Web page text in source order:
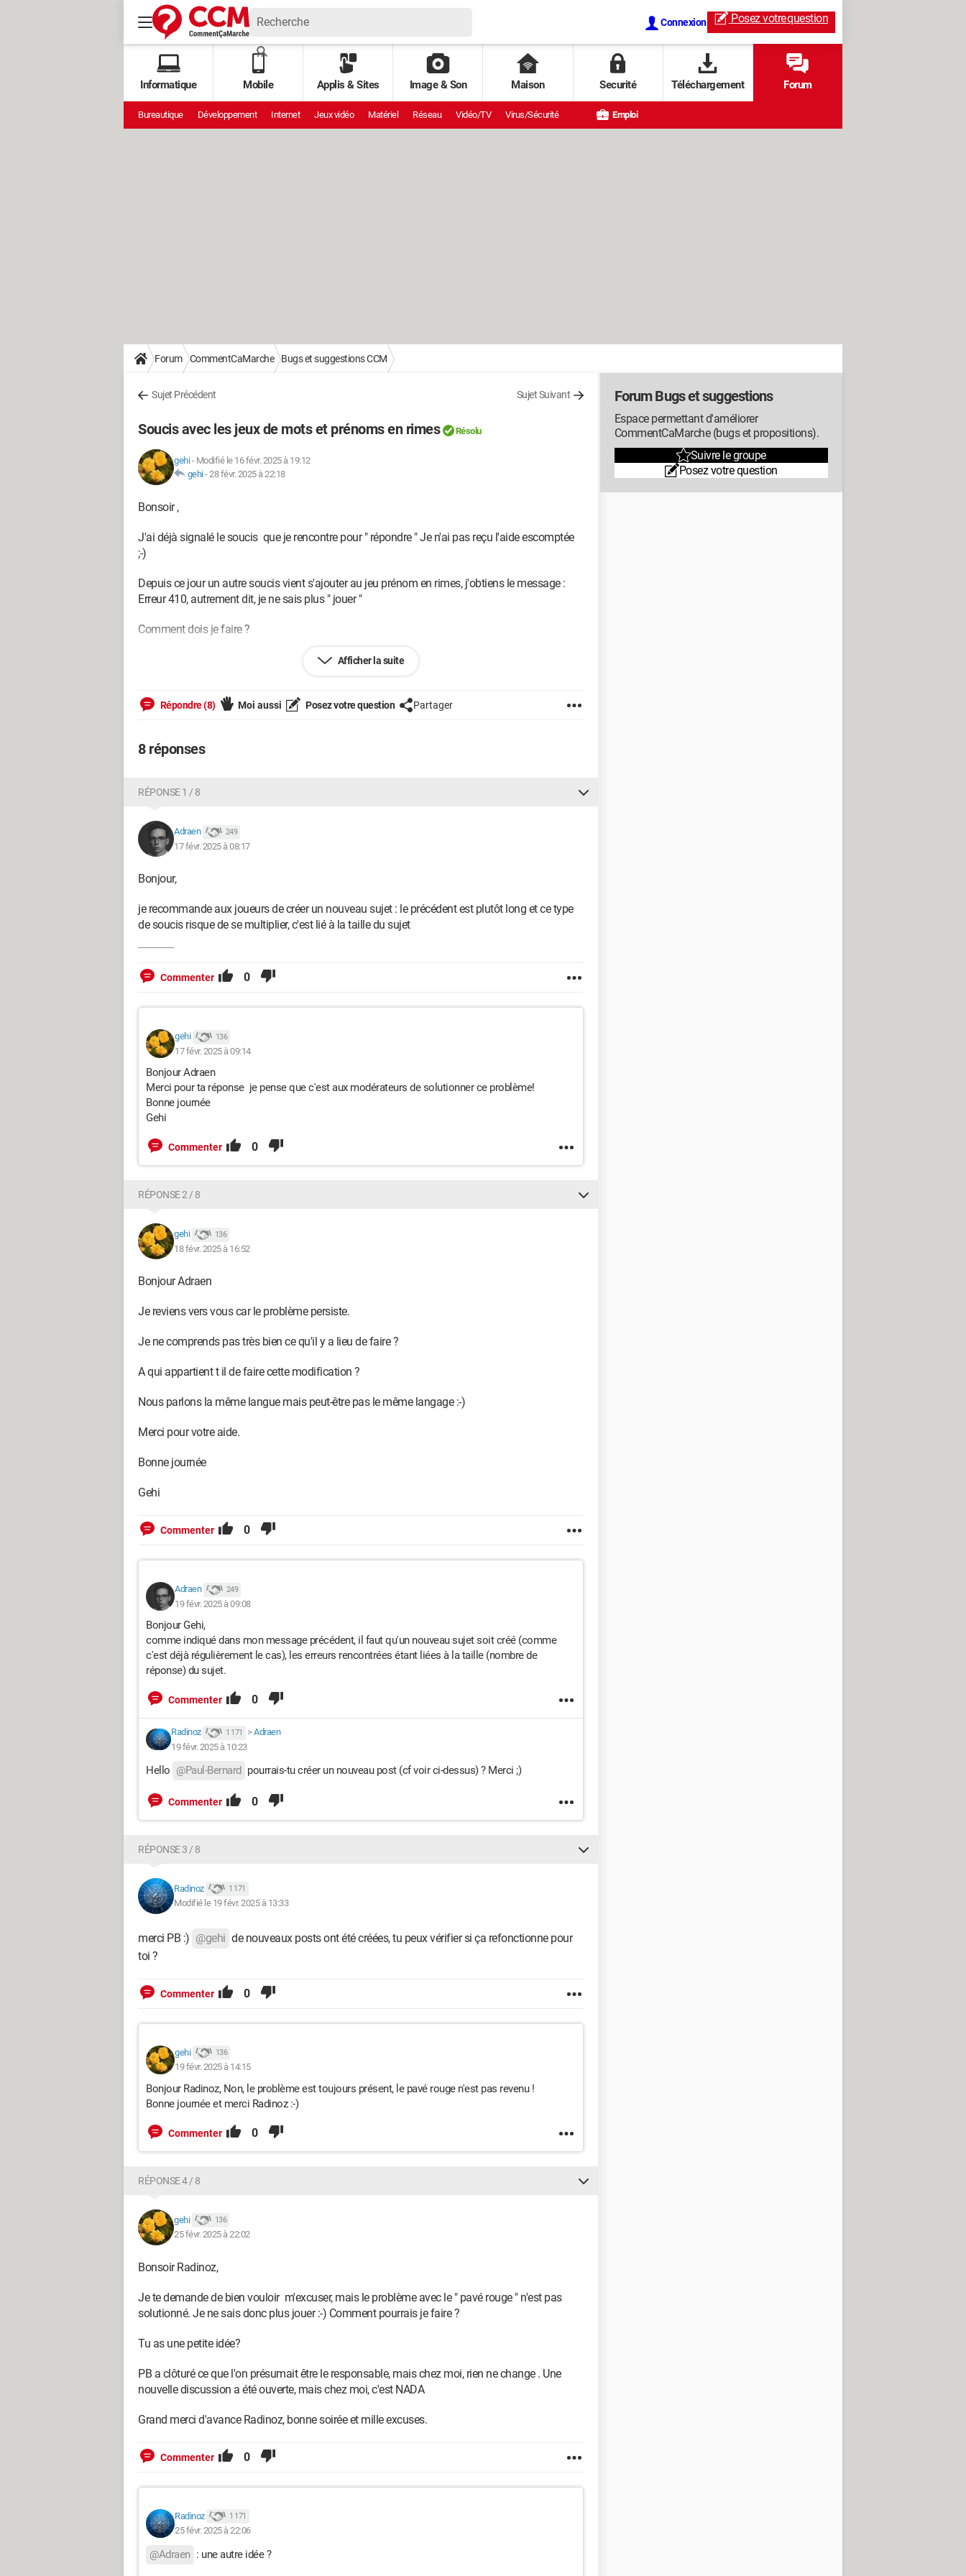
Connexion Posez votrequestion
Informatique Mobile Applis & Sites Image & Son Maison Securité Téléchargement Forum
Bureautique Développement Internet Jeux vidéo Matériel Réseau Vidéo/TV Virus/Sécurité Emploi
Forum CommentCaMarche Bugs et suggestions CCM
Sujet Précédent Sujet Suivant
Soucis avec les jeux de mots et prénoms en rimes Résolu
gehi- Modifié le 16 févr. 2025 à 19:12
gehi-28 févr. 2025 à 22:18
Bonsoir ,
J'ai déjà signalé le soucis que je rencontre pour " répondre " Je n'ai pas reçu l'aide escomptée
;-)
Depuis ce jour un autre soucis vient s'ajouter au jeu prénom en rimes, j'obtiens le message :
Erreur 410, autrement dit, je ne sais plus " jouer "
Comment dois je faire ?
Merci d'avance si vous pouvez m'apporter une solution
Afficher la suite
Répondre (8) Moi aussi Posez votre question Partager
8 réponses
RÉPONSE 1 / 8
Adraen 249
17 févr. 2025 à 08:17
Bonjour,
je recommande aux joueurs de créer un nouveau sujet : le précédent est plutôt long et ce type
de soucis risque de se multiplier, c'est lié à la taille du sujet
Commenter 0
gehi 136
17 févr. 2025 à 09:14
Bonjour Adraen
Merci pour ta réponse je pense que c'est aux modérateurs de solutionner ce problème!
Bonne journée
Gehi
Commenter 0
RÉPONSE 2 / 8
gehi 136
18 févr. 2025 à 16:52
Bonjour Adraen
Je reviens vers vous car le problème persiste.
Je ne comprends pas très bien ce qu'il y a lieu de faire ?
A qui appartient t il de faire cette modification ?
Nous parlons la même langue mais peut-être pas le même langage :-)
Merci pour votre aide.
Bonne journée
Gehi
Commenter 0
Adraen 249
19 févr. 2025 à 09:08
Bonjour Gehi,
comme indiqué dans mon message précédent, il faut qu'un nouveau sujet soit créé (comme
c'est déjà régulièrement le cas), les erreurs rencontrées étant liées à la taille (nombre de
réponse) du sujet.
Commenter 0
Radinoz 1 171 > Adraen
19 févr. 2025 à 10:23
Hello @Paul-Bernard pourrais-tu créer un nouveau post (cf voir ci-dessus) ? Merci ;)
Commenter 0
RÉPONSE 3 / 8
Radinoz 1 171
Modifié le 19 févr. 2025 à 13:33
merci PB :) @gehi de nouveaux posts ont été créées, tu peux vérifier si ça refonctionne pour
toi ?
Commenter 0
gehi 136
19 févr. 2025 à 14:15
Bonjour Radinoz, Non, le problème est toujours présent, le pavé rouge n'est pas revenu !
Bonne journée et merci Radinoz :-)
Commenter 0
RÉPONSE 4 / 8
gehi 136
25 févr. 2025 à 22:02
Bonsoir Radinoz,
Je te demande de bien vouloir m'excuser, mais le problème avec le " pavé rouge " n'est pas
solutionné. Je ne sais donc plus jouer :-) Comment pourrais je faire ?
Tu as une petite idée?
PB a clôturé ce que l'on présumait être le responsable, mais chez moi, rien ne change . Une
nouvelle discussion a été ouverte, mais chez moi, c'est NADA
Grand merci d'avance Radinoz, bonne soirée et mille excuses.
Commenter 0
Radinoz 1 171
25 févr. 2025 à 22:06
@Adraen : une autre idée ?
Forum Bugs et suggestions
Espace permettant d'améliorer
CommentCaMarche (bugs et propositions).
Suivre le groupe
Posez votre question